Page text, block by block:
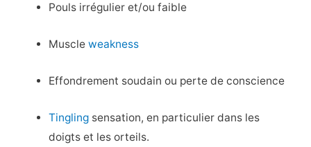
Pouls irrégulier et/ou faible
Muscleweakness
Effondrement soudain ou perte de conscience
Tingling sensation, en particulier dans les
doigts et les orteils.